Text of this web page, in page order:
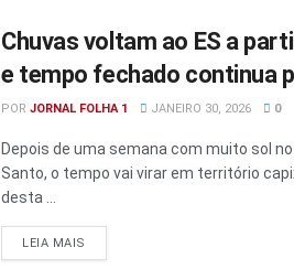
Chuvas voltam ao ES a
e tempo fechado continua
POR JORNAL FOLHA 1 JANEIRO 30, 2026 0
Depois de uma semana com muito sol
Santo, o tempo vai virar em território
desta ...
LEIA MAIS